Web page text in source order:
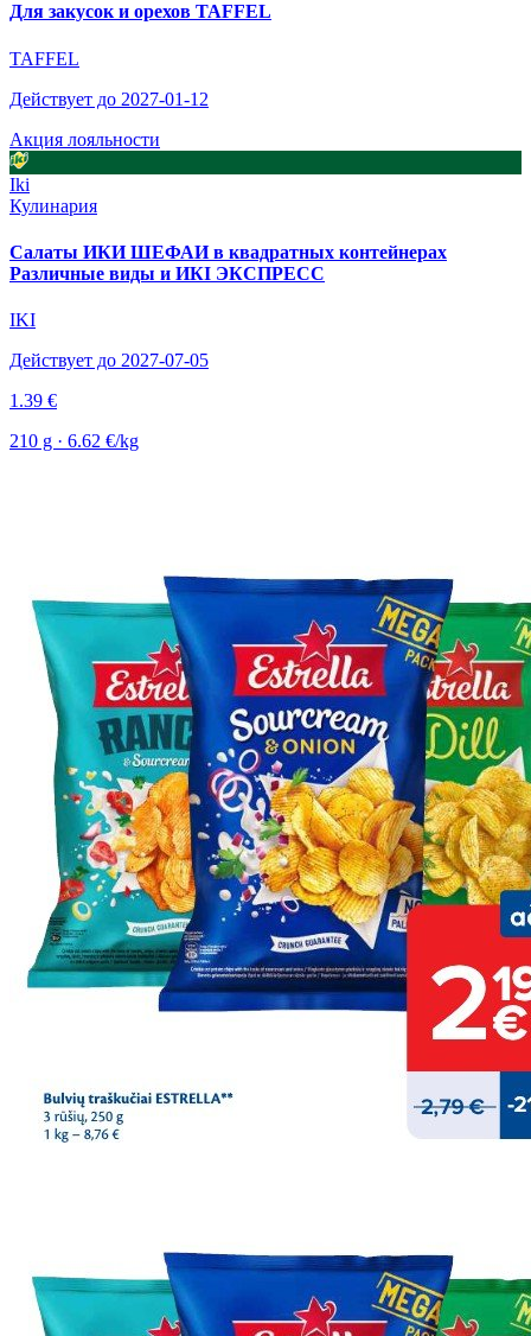
Для закусок и орехов TAFFEL
TAFFEL
Действует до 2027-01-12
Акция лояльности
Iki
Кулинария
Салаты ИКИ ШЕФАИ в квадратных контейнерах
Различные виды и ИКІ ЭКСПРЕСС
IKI
Действует до 2027-07-05
1.39 €
210 g · 6.62 €/kg